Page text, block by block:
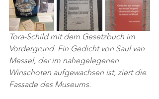
Tora-Schild mit dem Gesetzbuch im
Vordergrund. Ein Gedicht von Saul van
Messel, der im nahegelegenen
Winschoten aufgewachsen ist, ziert die
Fassade des Museums.